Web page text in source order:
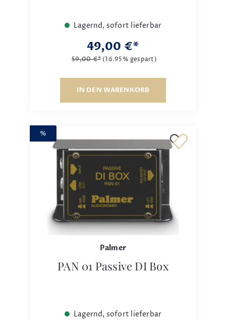
Lagernd, sofort lieferbar
49,00 €*
59,00 €* (16.95% gespart)
IN DEN WARENKORB
%
Palmer
PAN 01 Passive DI Box
Lagernd, sofort lieferbar